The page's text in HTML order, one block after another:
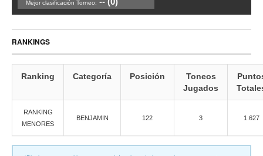
Mejor clasificación Torneo:
RANKINGS
Ranking Categoría Posición
Toneos
Jugados
RANKING
MENORES
BENJAMIN 122 3 1.627